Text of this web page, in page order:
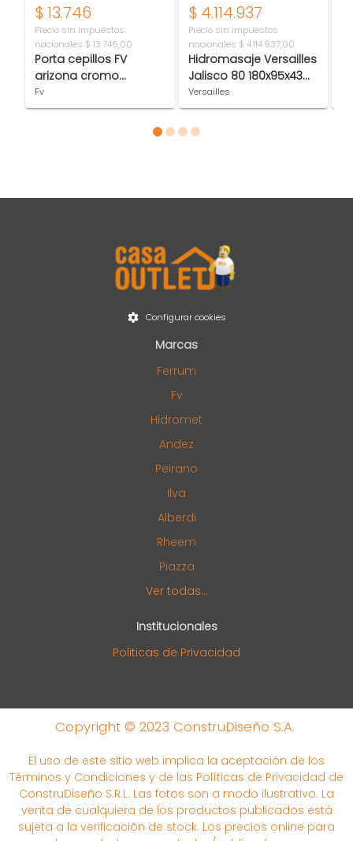
$ 4.114.937
Precio sin impuestos
nacionales $ 4.114.937,00
Hidromasaje Versailles
Jalisco 80 180x95x43
Medio
Versailles
$ 13.746
Precio sin impuestos
nacionales $ 13.746,00
Porta cepillos FV
arizona cromo
0169/B1-CR
Fv
Configurar cookies
Marcas
Ferrum
Fv
Hidromet
Andez
Peirano
Ilva
Alberdi
Rheem
Piazza
Ver todas...
Institucionales
Politicas de Privacidad
Copyright © 2023 ConstruDiseño S.A.
El uso de este sitio web implica la aceptación de los
Términos y Condiciones y de las Políticas de Privacidad de
ConstruDiseño S.R.L. Las fotos son a modo ilustrativo. La
venta de cualquiera de los productos publicados está
sujeta a la verificación de stock. Los precios online para